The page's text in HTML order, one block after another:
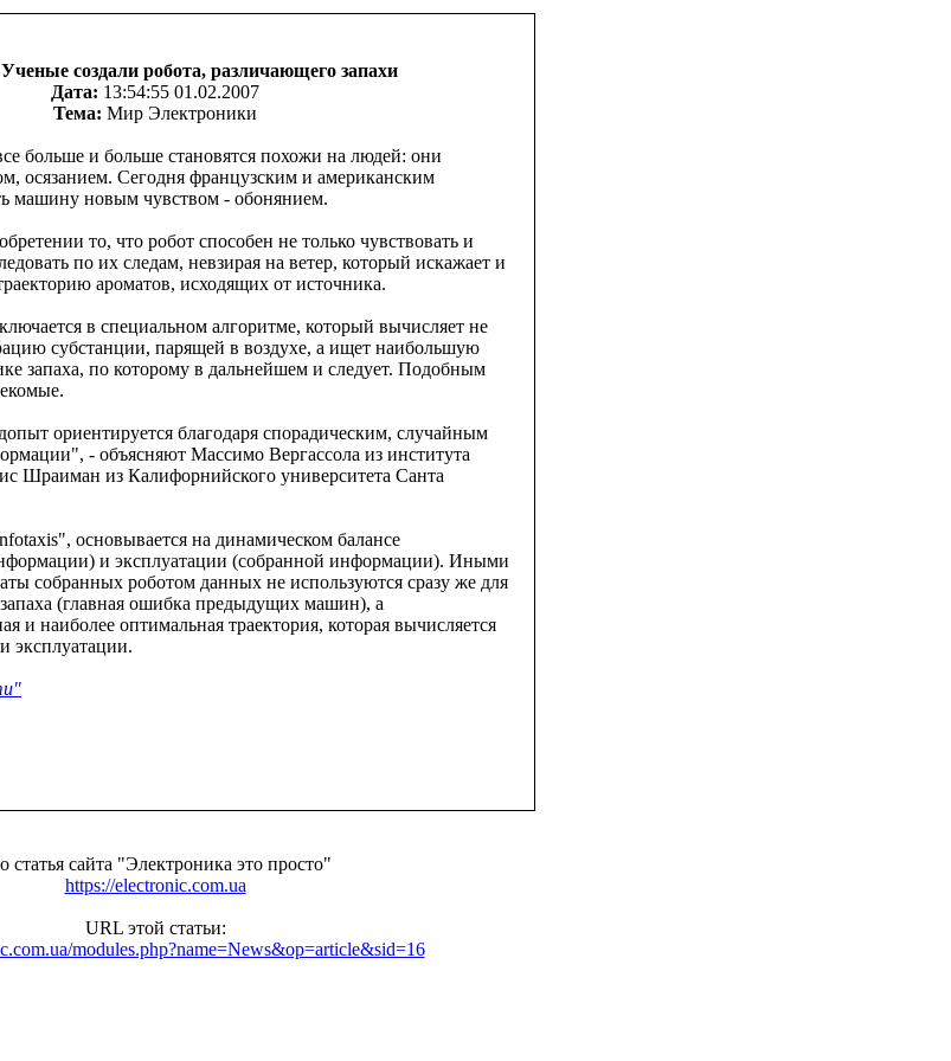
создали робота, различающего запахи
Дата: 13:54:55 01.02.2007
Тема: Мир Электроники
больше и больше становятся похожи на людей: они
осязанием. Сегодня французским и американским
машину новым чувством - обонянием.
то, что робот способен не только чувствовать и
по их следам, невзирая на ветер, который искажает и
ароматов, исходящих от источника.
в специальном алгоритме, который вычисляет не
субстанции, парящей в воздухе, а ищет наибольшую
запаха, по которому в дальнейшем и следует. Подобным
ориентируется благодаря спорадическим, случайным
- объясняют Массимо Вергассола из института
Шраиман из Калифорнийского университета Санта
основывается на динамическом балансе
и эксплуатации (собранной информации). Иными
собранных роботом данных не используются сразу же для
(главная ошибка предыдущих машин), а
и наиболее оптимальная траектория, которая вычисляется
эксплуатации.
статья сайта "Электроника это просто"
https://electronic.com.ua
URL этой статьи:
modules.php?name=News&op=article&sid=16